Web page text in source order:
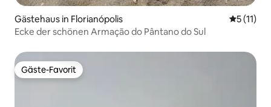
Gästehaus in Florianópolis
5 (11)
Ecke der schönen Armação do Pântano do Sul
Gäste-Favorit
Gäste-Favorit